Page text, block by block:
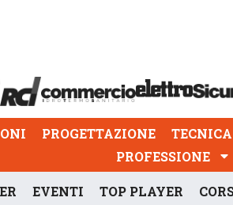
PROGETTAZIONE TECNICA
PROFESSIONE
EVENTI TOP PLAYER